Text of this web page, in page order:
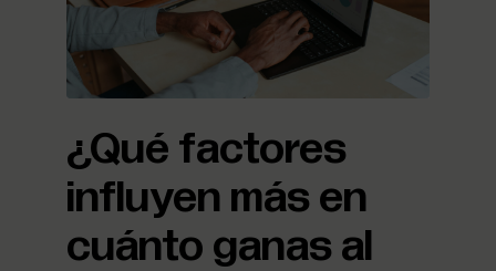
¿Qué factores
influyen más en
cuánto ganas al